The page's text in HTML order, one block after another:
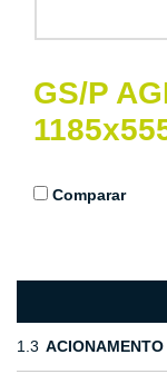
GS/P
Comparar
1.3 ACIONAMENTO